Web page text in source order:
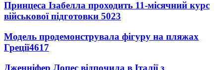
Принцеса Ізабелла проходить 11-місячний курс
військової підготовки 5023
Модель продемонструвала фігуру на пляжах
Греції4617
Дженніфер Лопес відпочила в Італії з